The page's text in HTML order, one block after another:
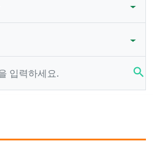
search